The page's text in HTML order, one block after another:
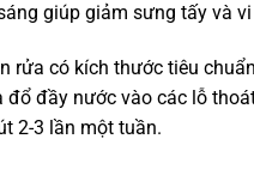
giúp giảm sưng tấy và
rửa có kích thước tiêu
đổ đầy nước vào các lỗ
2-3 lần một tuần.